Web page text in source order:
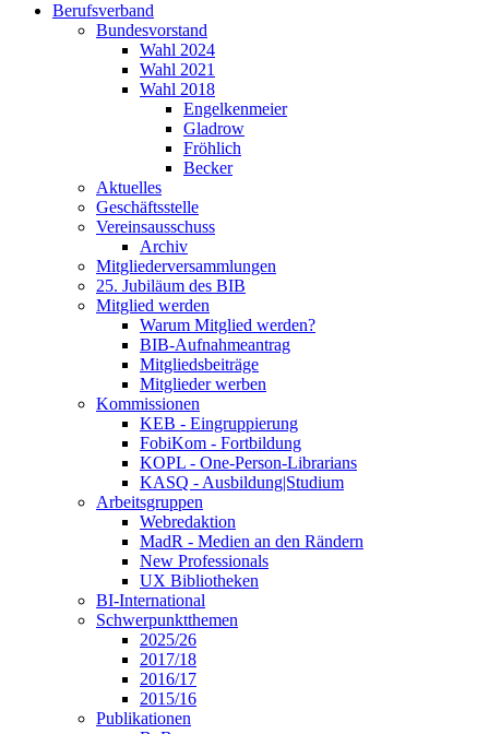
Berufsverband
Bundesvorstand
Wahl 2024
Wahl 2021
Wahl 2018
Engelkenmeier
Gladrow
Fröhlich
Becker
Aktuelles
Geschäftsstelle
Vereinsausschuss
Archiv
Mitgliederversammlungen
25. Jubiläum des BIB
Mitglied werden
Warum Mitglied werden?
BIB-Aufnahmeantrag
Mitgliedsbeiträge
Mitglieder werben
Kommissionen
KEB - Eingruppierung
FobiKom - Fortbildung
KOPL - One-Person-Librarians
KASQ - Ausbildung|Studium
Arbeitsgruppen
Webredaktion
MadR - Medien an den Rändern
New Professionals
UX Bibliotheken
BI-International
Schwerpunktthemen
2025/26
2017/18
2016/17
2015/16
Publikationen